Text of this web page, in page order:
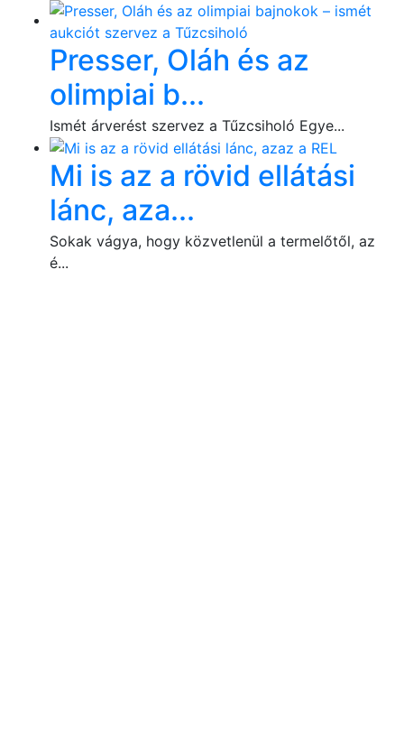
Presser, Oláh és az
olimpiai b...
Ismét árverést szervez a Tűzcsiholó Egye...
Mi is az a rövid ellátási
lánc, aza...
Sokak vágya, hogy közvetlenül a termelőtől, az
é...